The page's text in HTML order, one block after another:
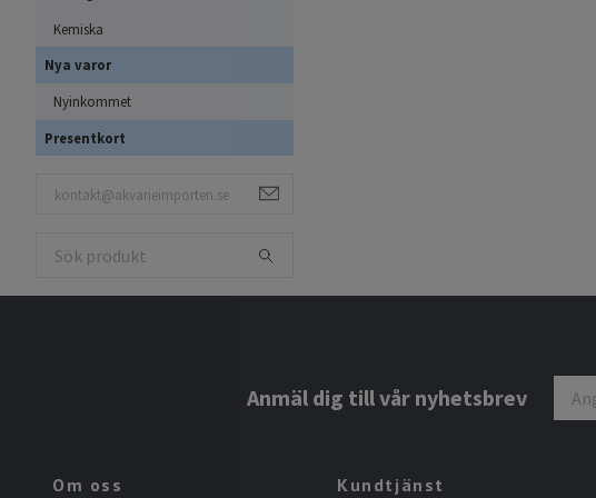
Kemiska
Nya varor
Nyinkommet
Presentkort
Anmäl dig till vår nyhetsbrev
Om oss Kundtjänst